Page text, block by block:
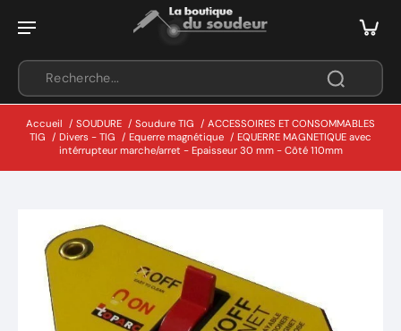
Accueil / SOUDURE / Soudure TIG / ACCESSOIRES ET CONSOMMABLES
TIG / Divers - TIG / Equerre magnétique / EQUERRE MAGNETIQUE avec
intérrupteur marche/arret - Epaisseur 30 mm - Côté 110mm